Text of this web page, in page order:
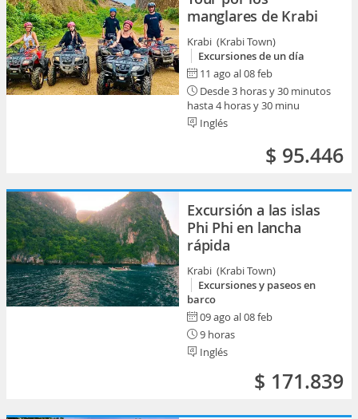
manglares de Krabi
Krabi (Krabi Town)
Excursiones de un día
11 ago al 08 feb
Desde 3 horas y 30 minutos
hasta 4 horas y 30 minu
Inglés
$ 95.446
Excursión a las islas
Phi Phi en lancha
rápida
Krabi (Krabi Town)
Excursiones y paseos en
barco
09 ago al 08 feb
9 horas
Inglés
$ 171.839